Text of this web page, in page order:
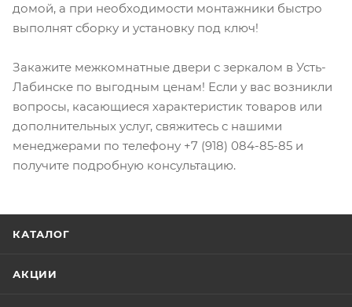
домой, а при необходимости монтажники быстро
выполнят сборку и установку под ключ!
Закажите межкомнатные двери с зеркалом в Усть-
Лабинске по выгодным ценам! Если у вас возникли
вопросы, касающиеся характеристик товаров или
дополнительных услуг, свяжитесь с нашими
менеджерами по телефону +7 (918) 084-85-85 и
получите подробную консультацию.
КАТАЛОГ
АКЦИИ